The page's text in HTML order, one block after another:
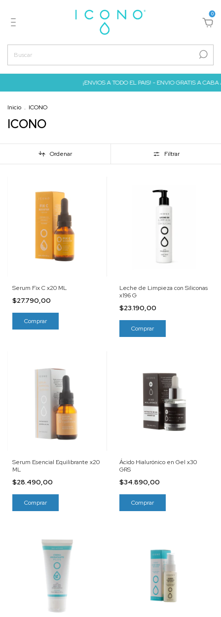
0
¡ENVIOS A TODO EL PAIS! - ENVIO GRATIS A CABA A
Inicio . ICONO
ICONO
Ordenar Filtrar
Serum Fix C x20 ML
$27.790,00
Leche de Limpieza con Siliconas
x196 G
$23.190,00
Serum Esencial Equilibrante x20
ML
$28.490,00
Ácido Hialurónico en Gel x30
GRS
$34.890,00